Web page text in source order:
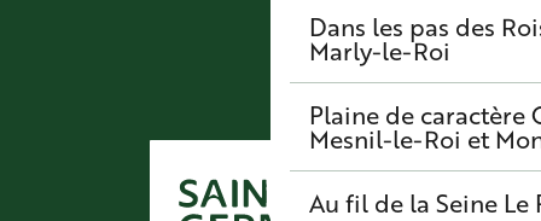
Dans les pas des
Marly-le-Roi
Plaine de caractère
Mesnil-le-Roi et
Au fil de la Seine Le